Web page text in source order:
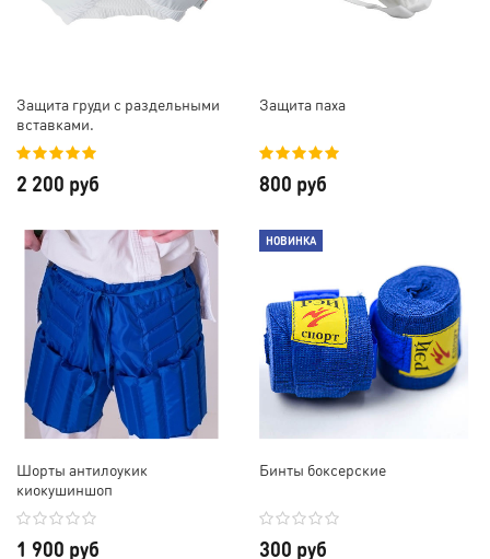
Защита груди с раздельными
вставками.
2 200 руб
Защита паха
800 руб
Шорты антилоукик
киокушиншоп
1 900 руб
НОВИНКА
Бинты боксерские
300 руб